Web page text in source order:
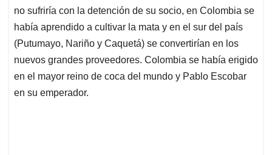
no sufriría con la detención de su socio, en Colombia se
había aprendido a cultivar la mata y en el sur del país
(Putumayo, Nariño y Caquetá) se convertirían en los
nuevos grandes proveedores. Colombia se había erigido
en el mayor reino de coca del mundo y Pablo Escobar
en su emperador.